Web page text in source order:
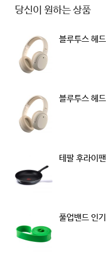
당신이 원하는 상품
블루투스 헤
블루투스 헤
테팔 후라이
풀업밴드 인